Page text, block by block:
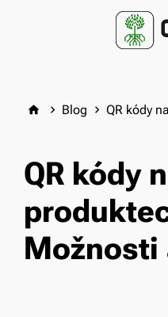
home keyboard_arrow_right Blog keyboard_arrow_right QR kódy
QR kódy
Možnosti